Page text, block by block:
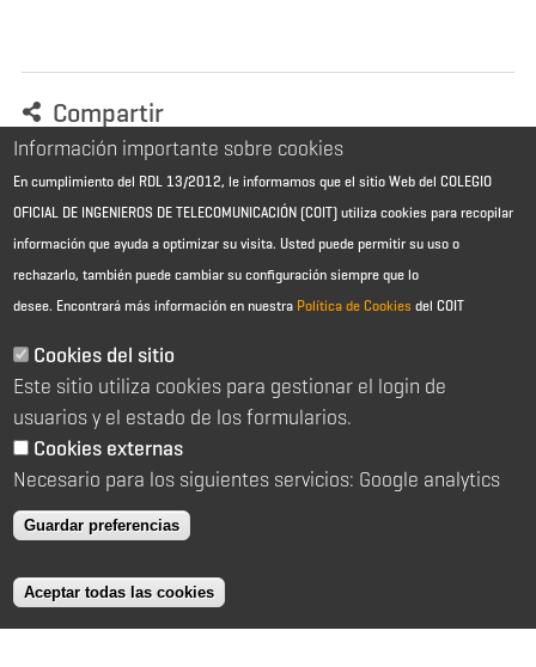
Compartir
FACEBOOK LINKEDIN
Aviso Legal - Información general
Contacto
Política de cookies
Política de reembolso
91 391 10 66
Información importante sobre cookies
En cumplimiento del RDL 13/2012, le informamos que el sitio Web del COLEGIO
OFICIAL DE INGENIEROS DE TELECOMUNICACIÓN (COIT) utiliza cookies para recopilar
información que ayuda a optimizar su visita. Usted puede permitir su uso o
rechazarlo, también puede cambiar su configuración siempre que lo
desee. Encontrará más información en nuestra Política de Cookies del COIT
Cookies del sitio
Este sitio utiliza cookies para gestionar el login de
usuarios y el estado de los formularios.
Cookies externas
Necesario para los siguientes servicios: Google analytics
Guardar preferencias
Aceptar todas las cookies